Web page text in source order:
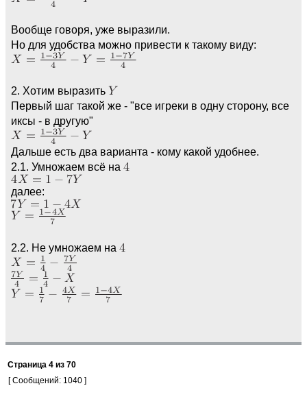
Вообще говоря, уже выразили.
Но для удобства можно привести к такому виду:
2. Хотим выразить
Первый шаг такой же - "все игреки в одну сторону, все
иксы - в другую"
Дальше есть два варианта - кому какой удобнее.
2.1. Умножаем всё на
далее:
2.2. Не умножаем на
Страница 4 из 70
[ Сообщений: 1040 ]